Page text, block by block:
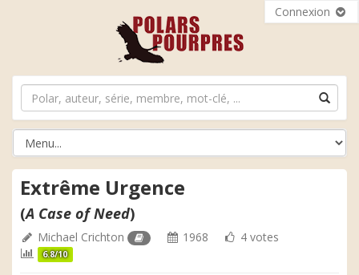
Connexion
Extrême Urgence
(A Case of Need)
Michael Crichton 1968 4 votes
6.8/10